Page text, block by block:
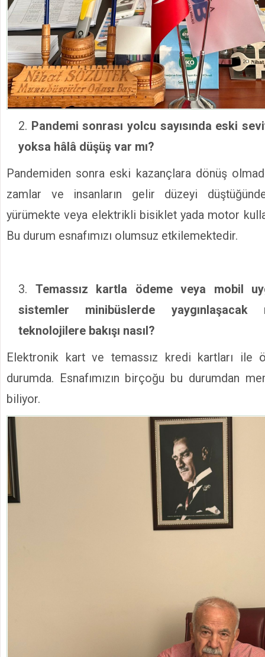
Pandemi sonrası yolcu sayısında eski
yoksa hâlâ düşüş var mı?
Pandemiden sonra eski kazançlara dönüş
zamlar ve insanların gelir düzeyi
yürümekte veya elektrikli bisiklet yada motor
Bu durum esnafımızı olumsuz etkilemektedir.
Temassız kartla ödeme veya mobil
sistemler minibüslerde yaygınlaşacak
teknolojilere bakışı nasıl?
Elektronik kart ve temassız kredi kartları ile
durumda. Esnafımızın birçoğu bu durumdan
biliyor.